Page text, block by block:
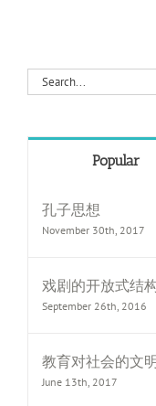
Search
for:
Popular
孔子思想
November 30th, 2017
戏剧的开放式结
September 26th, 2016
教育对社会的文
June 13th, 2017